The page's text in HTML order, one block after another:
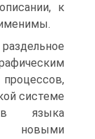
к
системе
языка
новыми